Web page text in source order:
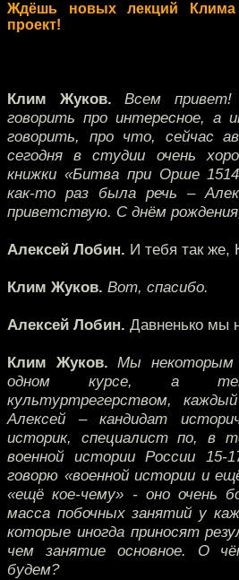
Ждёшь новых лекций Клима
проект!
Клим Жуков. Всем
говорить про интересное, а
говорить, про что, сейчас
сегодня в студии очень
книжки «Битва при Орше
как-то раз была речь –
приветствую. С днём
Алексей Лобин. И тебя так же,
Клим Жуков. Вот, спасибо.
Алексей Лобин. Давненько мы
Клим Жуков. Мы некоторым
одном курсе, а
культуртрегерством,
Алексей – кандидат
историк, специалист по, в
военной истории России 15-
говорю «военной истории и
«ещё кое-чему» - оно очень
масса побочных занятий у
которые иногда приносят
чем занятие основное. О
будем?